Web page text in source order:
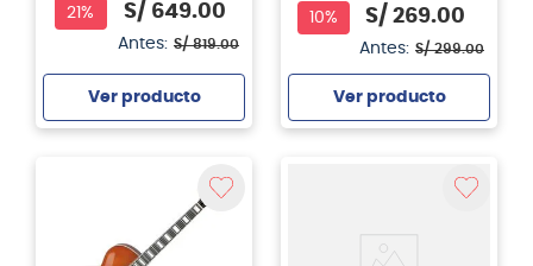
21% S/ 649.00
Antes: S/ 819.00
Ver producto
10% S/ 269.00
Antes: S/ 299.00
Ver producto